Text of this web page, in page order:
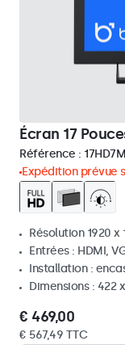
Écran 17
Référence : 17HD7M
Expédition prévue
Résolution 1920 x
Entrées : HDMI,
Installation :
Dimensions : 422
€ 469,00
€ 567,49 TTC